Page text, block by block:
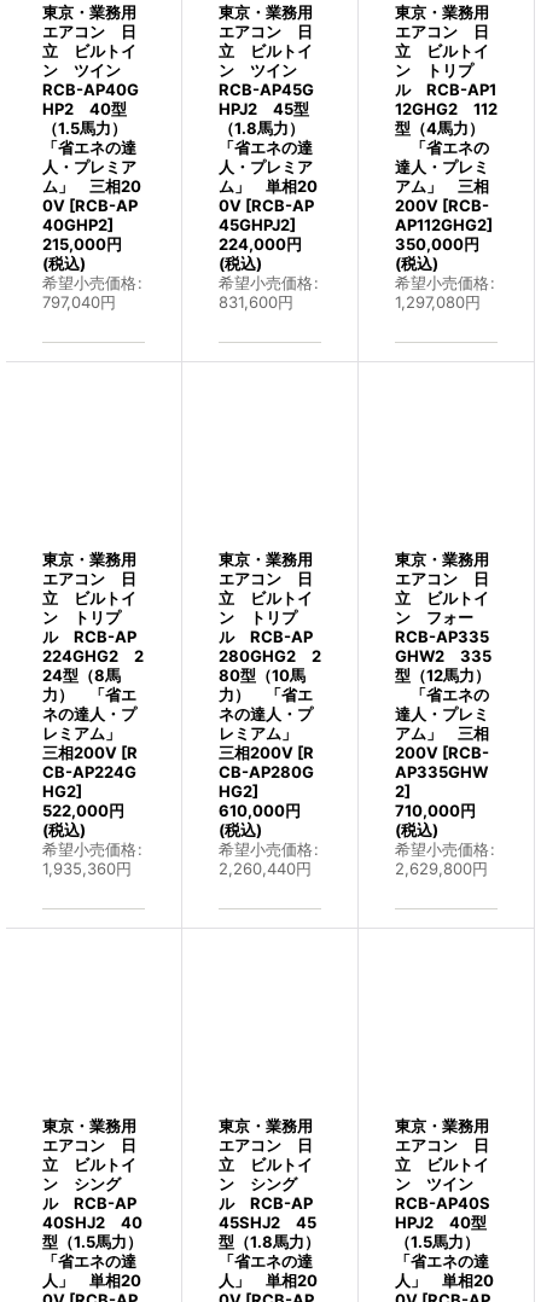
東京・業務用
エアコン 日
立 ビルトイ
ン ツイン
RCB-AP40G
HP2 40型
（1.5馬力）
「省エネの達
人・プレミア
ム」 三相20
0V [RCB-AP
40GHP2]
215,000円
(税込)
希望小売価格:
797,040円
東京・業務用
エアコン 日
立 ビルトイ
ン ツイン
RCB-AP45G
HPJ2 45型
（1.8馬力）
「省エネの達
人・プレミア
ム」 単相20
0V [RCB-AP
45GHPJ2]
224,000円
(税込)
希望小売価格:
831,600円
東京・業務用
エアコン 日
立 ビルトイ
ン トリプ
ル RCB-AP1
12GHG2 112
型（4馬力）
「省エネの
達人・プレミ
アム」 三相
200V [RCB-
AP112GHG2]
350,000円
(税込)
希望小売価格:
1,297,080円
東京・業務用
エアコン 日
立 ビルトイ
ン トリプ
ル RCB-AP
224GHG2 2
24型（8馬
力） 「省エ
ネの達人・プ
レミアム」
三相200V [R
CB-AP224G
HG2]
522,000円
(税込)
希望小売価格:
1,935,360円
東京・業務用
エアコン 日
立 ビルトイ
ン トリプ
ル RCB-AP
280GHG2 2
80型（10馬
力） 「省エ
ネの達人・プ
レミアム」
三相200V [R
CB-AP280G
HG2]
610,000円
(税込)
希望小売価格:
2,260,440円
東京・業務用
エアコン 日
立 ビルトイ
ン フォー
RCB-AP335
GHW2 335
型（12馬力）
「省エネの
達人・プレミ
アム」 三相
200V [RCB-
AP335GHW
2]
710,000円
(税込)
希望小売価格:
2,629,800円
東京・業務用
エアコン 日
立 ビルトイ
ン シング
ル RCB-AP
40SHJ2 40
型（1.5馬力）
「省エネの達
人」 単相20
東京・業務用
エアコン 日
立 ビルトイ
ン シング
ル RCB-AP
45SHJ2 45
型（1.8馬力）
「省エネの達
人」 単相20
東京・業務用
エアコン 日
立 ビルトイ
ン ツイン
RCB-AP40S
HPJ2 40型
（1.5馬力）
「省エネの達
人」 単相20